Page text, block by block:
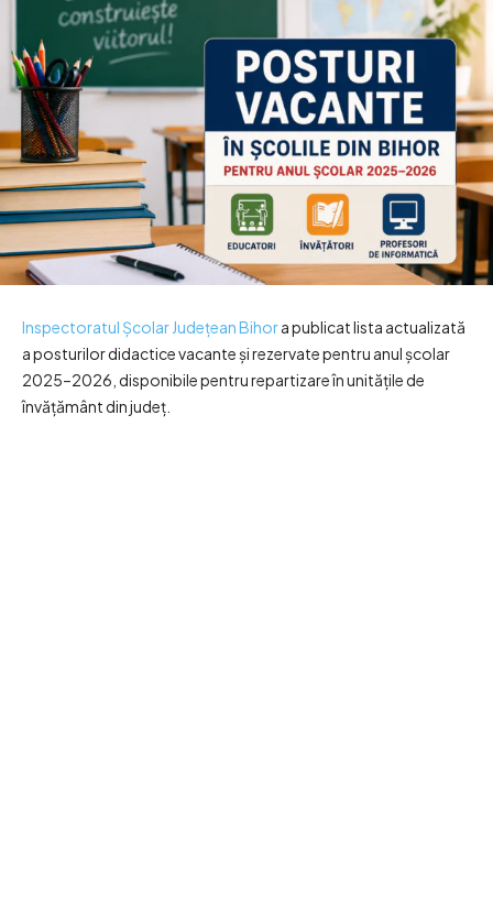
Inspectoratul Școlar Județean Bihora publicat lista actualizată
a posturilor didactice vacante și rezervate pentru anul școlar
2025–2026, disponibile pentru repartizare în unitățile de
învățământ din județ.